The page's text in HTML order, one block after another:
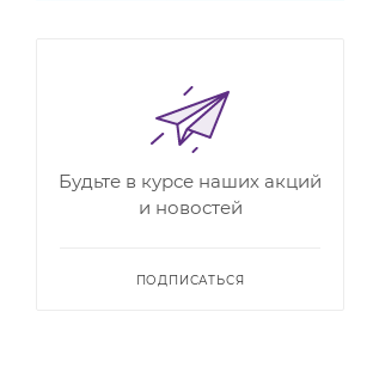
Будьте в курсе наших акций
и новостей
ПОДПИСАТЬСЯ